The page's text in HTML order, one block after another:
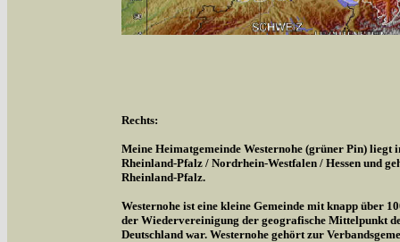
Rechts:
Meine Heimatgemeinde Westernohe (grüner Pin) liegt
Rheinland-Pfalz / Nordrhein-Westfalen / Hessen und
Rheinland-Pfalz.
Westernohe ist eine kleine Gemeinde mit knapp über
der Wiedervereinigung der geografische Mittelpunkt
Deutschland war. Westernohe gehört zur